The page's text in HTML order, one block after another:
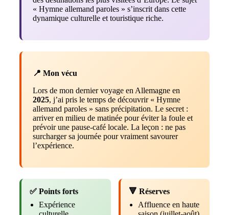
« Hymne allemand paroles » s’inscrit dans cette
dynamique culturelle et touristique riche.
📍 Mon vécu
Lors de mon dernier voyage en Allemagne en
2025, j’ai pris le temps de découvrir « Hymne
allemand paroles » sans précipitation. Le secret :
arriver en milieu de matinée pour éviter la foule et
prévoir une pause-café locale. La leçon : ne pas
surcharger sa journée pour vraiment savourer
l’expérience.
✅ Points forts
Expérience
🔻 Réserves
Affluence en haute